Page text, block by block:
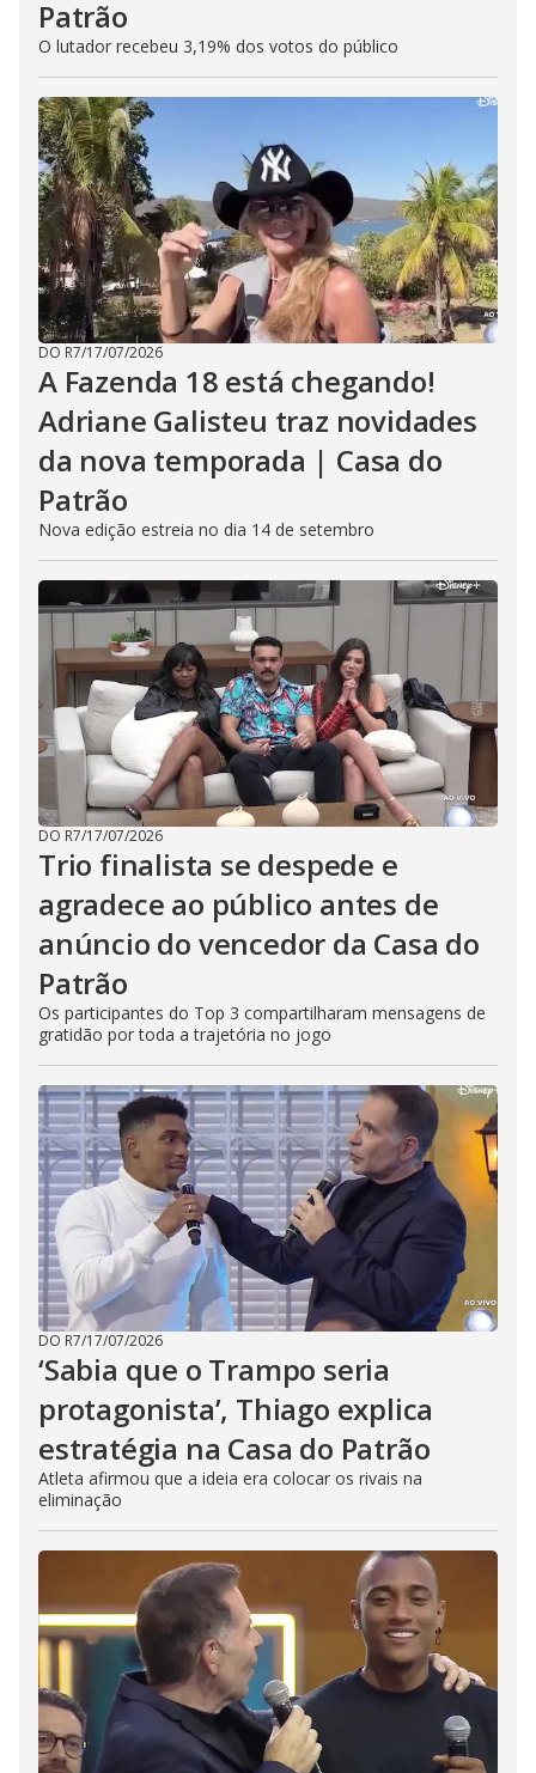
Patrão
O lutador recebeu 3,19% dos votos do público
DO R7/17/07/2026
A Fazenda 18 está chegando!
Adriane Galisteu traz novidades
da nova temporada | Casa do
Patrão
Nova edição estreia no dia 14 de setembro
DO R7/17/07/2026
Trio finalista se despede e
agradece ao público antes de
anúncio do vencedor da Casa do
Patrão
Os participantes do Top 3 compartilharam mensagens de
gratidão por toda a trajetória no jogo
DO R7/17/07/2026
‘Sabia que o Trampo seria
protagonista’, Thiago explica
estratégia na Casa do Patrão
Atleta afirmou que a ideia era colocar os rivais na
eliminação